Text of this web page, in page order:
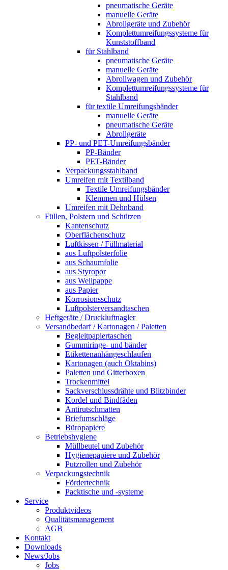
pneumatische Geräte
manuelle Geräte
Abrollgeräte und Zubehör
Komplettumreifungssysteme für
Kunststoffband
für Stahlband
pneumatische Geräte
manuelle Geräte
Abrollwagen und Zubehör
Komplettumreifungssysteme für
Stahlband
für textile Umreifungsbänder
manuelle Geräte
pneumatische Geräte
Abrollgeräte
PP- und PET-Umreifungsbänder
PP-Bänder
PET-Bänder
Verpackungsstahlband
Umreifen mit Textilband
Textile Umreifungsbänder
Klemmen und Hülsen
Umreifen mit Dehnband
Füllen, Polstern und Schützen
Kantenschutz
Oberflächenschutz
Luftkissen / Füllmaterial
aus Luftpolsterfolie
aus Schaumfolie
aus Styropor
aus Wellpappe
aus Papier
Korrosionsschutz
Luftpolsterversandtaschen
Heftgeräte / Druckluftnagler
Versandbedarf / Kartonagen / Paletten
Begleitpapiertaschen
Gummiringe- und bänder
Etikettenanhängeschlaufen
Kartonagen (auch Oktabins)
Paletten und Gitterboxen
Trockenmittel
Sackverschlussdrähte und Blitzbinder
Kordel und Bindfäden
Antirutschmatten
Briefumschläge
Büropapiere
Betriebshygiene
Müllbeutel und Zubehör
Hygienepapiere und Zubehör
Putzrollen und Zubehör
Verpackungstechnik
Fördertechnik
Packtische und -systeme
Service
Produktvideos
Qualitätsmanagement
AGB
Kontakt
Downloads
News/Jobs
Jobs